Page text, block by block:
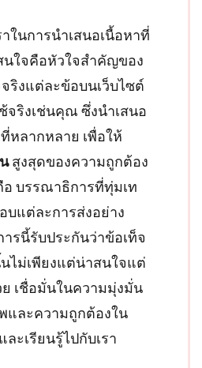
ในการนำเสนอเนื้อหาที่
นใจคือหัวใจสำคัญของ
ริงแต่ละข้อบนเว็บไซต์
จริงเช่นคุณ ซึ่งนำเสนอ
หลากหลาย เพื่อให้
สูงสุดของความถูกต้อง
บรรณาธิการที่ทุ่มเท
บแต่ละการส่งอย่าง
ารนี้รับประกันว่าข้อเท็จ
ไม่เพียงแต่น่าสนใจแต่
เชื่อมั่นในความมุ่งมั่น
และความถูกต้องใน
ะเรียนรู้ไปกับเรา